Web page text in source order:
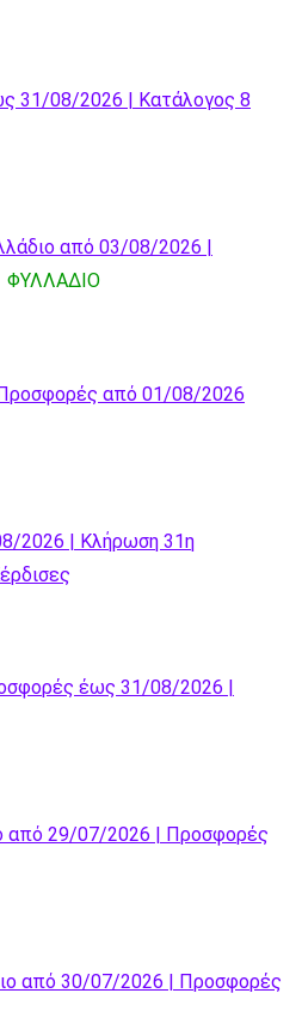
31/08/2026 | Κατάλογος 8
από 03/08/2026 |
ΦΥΛΛΑΔΙΟ
από 01/08/2026
2026 | Κλήρωση 31η
έως 31/08/2026 |
από 29/07/2026 | Προσφορές
από 30/07/2026 | Προσφορές